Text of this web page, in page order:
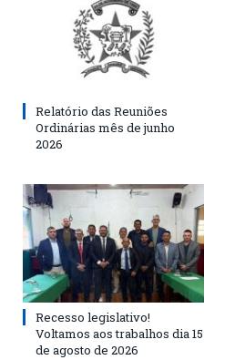
Relatório das Reuniões
Ordinárias mês de junho
2026
Recesso legislativo!
Voltamos aos trabalhos dia 15
de agosto de 2026